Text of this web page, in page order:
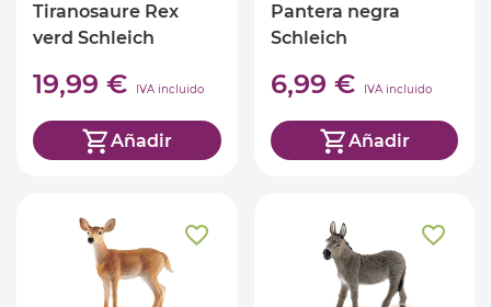
Tiranosaure Rex
verd Schleich
19,99 € IVA incluido
Añadir
Pantera negra
Schleich
6,99 € IVA incluido
Añadir